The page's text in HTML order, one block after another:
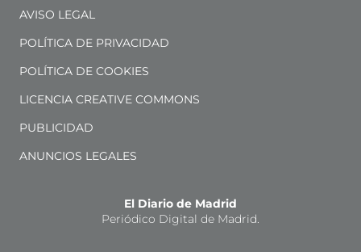
AVISO LEGAL
POLÍTICA DE PRIVACIDAD
POLÍTICA DE COOKIES
LICENCIA CREATIVE COMMONS
PUBLICIDAD
ANUNCIOS LEGALES
El Diario de Madrid
Periódico Digital de Madrid.